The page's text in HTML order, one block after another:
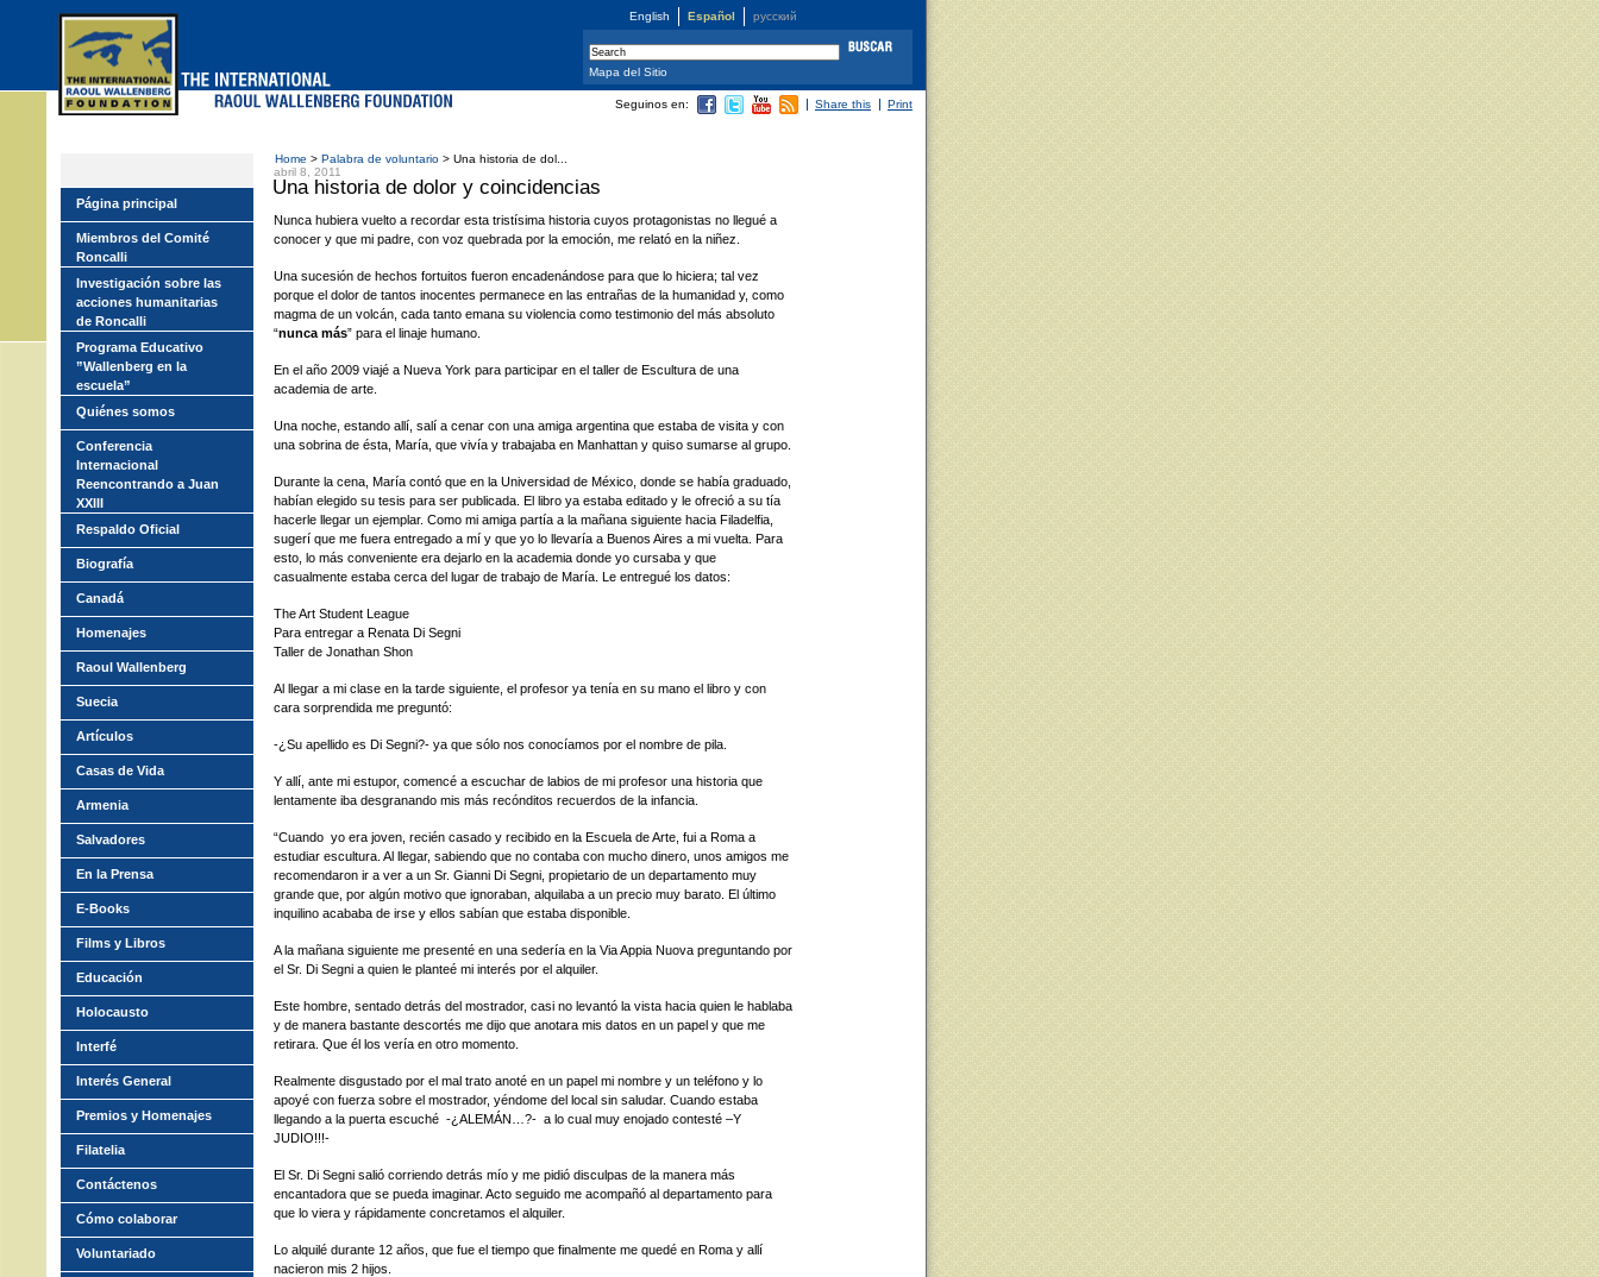
English Español русский
Home > Palabra de voluntario > Una historia de dol...
abril 8, 2011
Una historia de dolor y coincidencias
Nunca hubiera vuelto a recordar esta tristísima historia cuyos protagonistas no llegué a
conocer y que mi padre, con voz quebrada por la emoción, me relató en la niñez.
Una sucesión de hechos fortuitos fueron encadenándose para que lo hiciera; tal vez
porque el dolor de tantos inocentes permanece en las entrañas de la humanidad y, como
magma de un volcán, cada tanto emana su violencia como testimonio del más absoluto
“nunca más” para el linaje humano.
En el año 2009 viajé a Nueva York para participar en el taller de Escultura de una
academia de arte.
Una noche, estando allí, salí a cenar con una amiga argentina que estaba de visita y con
una sobrina de ésta, María, que vivía y trabajaba en Manhattan y quiso sumarse al grupo.
Durante la cena, María contó que en la Universidad de México, donde se había graduado,
habían elegido su tesis para ser publicada. El libro ya estaba editado y le ofreció a su tía
hacerle llegar un ejemplar. Como mi amiga partía a la mañana siguiente hacia Filadelfia,
sugerí que me fuera entregado a mí y que yo lo llevaría a Buenos Aires a mi vuelta. Para
esto, lo más conveniente era dejarlo en la academia donde yo cursaba y que
casualmente estaba cerca del lugar de trabajo de María. Le entregué los datos:
The Art Student League
Para entregar a Renata Di Segni
Taller de Jonathan Shon
Al llegar a mi clase en la tarde siguiente, el profesor ya tenía en su mano el libro y con
cara sorprendida me preguntó:
-¿Su apellido es Di Segni?- ya que sólo nos conocíamos por el nombre de pila.
Y allí, ante mi estupor, comencé a escuchar de labios de mi profesor una historia que
lentamente iba desgranando mis más recónditos recuerdos de la infancia.
“Cuando yo era joven, recién casado y recibido en la Escuela de Arte, fui a Roma a
estudiar escultura. Al llegar, sabiendo que no contaba con mucho dinero, unos amigos me
recomendaron ir a ver a un Sr. Gianni Di Segni, propietario de un departamento muy
grande que, por algún motivo que ignoraban, alquilaba a un precio muy barato. El último
inquilino acababa de irse y ellos sabían que estaba disponible.
A la mañana siguiente me presenté en una sedería en la Via Appia Nuova preguntando por
el Sr. Di Segni a quien le planteé mi interés por el alquiler.
Este hombre, sentado detrás del mostrador, casi no levantó la vista hacia quien le hablaba
y de manera bastante descortés me dijo que anotara mis datos en un papel y que me
retirara. Que él los vería en otro momento.
Realmente disgustado por el mal trato anoté en un papel mi nombre y un teléfono y lo
apoyé con fuerza sobre el mostrador, yéndome del local sin saludar. Cuando estaba
llegando a la puerta escuché -¿ALEMÁN…?- a lo cual muy enojado contesté –Y
JUDIO!!!-
El Sr. Di Segni salió corriendo detrás mío y me pidió disculpas de la manera más
encantadora que se pueda imaginar. Acto seguido me acompañó al departamento para
que lo viera y rápidamente concretamos el alquiler.
Lo alquilé durante 12 años, que fue el tiempo que finalmente me quedé en Roma y allí
nacieron mis 2 hijos.
Seguinos en: Share this Print
Página principal
Miembros del Comité
Roncalli
Investigación sobre las
acciones humanitarias
de Roncalli
Programa Educativo
”Wallenberg en la
escuela”
Quiénes somos
Conferencia
Internacional
Reencontrando a Juan
XXIII
Respaldo Oficial
Biografía
Canadá
Homenajes
Raoul Wallenberg
Suecia
Artículos
Casas de Vida
Armenia
Salvadores
En la Prensa
E-Books
Films y Libros
Educación
Holocausto
Interfé
Interés General
Premios y Homenajes
Filatelia
Contáctenos
Cómo colaborar
Voluntariado
Mapa del Sitio